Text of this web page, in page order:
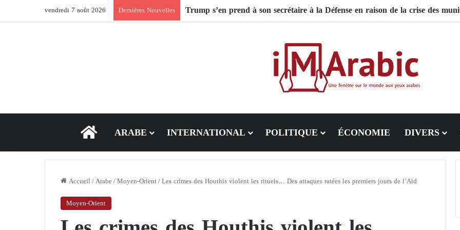
vendredi 7 août 2026 Dernières Nouvelles Trump s’en prend à son secrétaire à la Défense en raison de la crise des
ACCEUIL
ARABE INTERNATIONAL POLITIQUE ÉCONOMIE DIVERS
Accueil/Arabe/Moyen-Orient/Les crimes des Houthis violent les rituels… Des attaques ratées les premiers jours de l’Aïd
Moyen-Orient